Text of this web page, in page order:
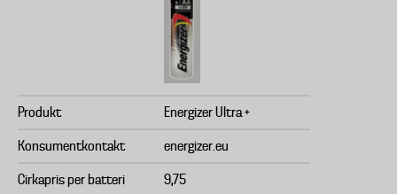
Produkt Energizer Ultra +
Konsumentkontakt energizer.eu
Cirkapris per batteri 9,75